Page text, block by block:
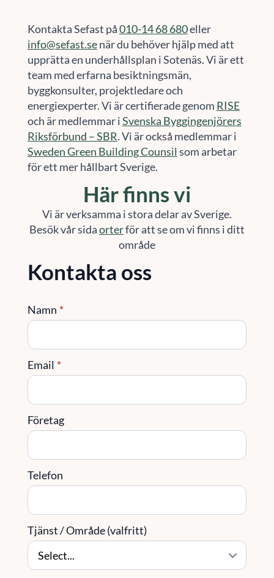
Kontakta Sefast på010-14 68 680eller
info@sefast.senär du behöver hjälp med att
upprätta en underhållsplan i Sotenäs. Vi är ett
team med erfarna besiktningsmän,
byggkonsulter, projektledare och
energiexperter. Vi är certifierade genom RISE
och är medlemmar iSvenska Byggingenjörers
Riksförbund – SBR. Vi är också medlemmar i
Sweden Green Building Counsil som arbetar
för ett mer hållbart Sverige.
Här finns vi
Vi är verksamma i stora delar av Sverige.
Besök vår sidaorterför att se om vi finns i ditt
område
Kontakta oss
Namn *
Email *
Företag
Telefon
Tjänst / Område (valfritt)